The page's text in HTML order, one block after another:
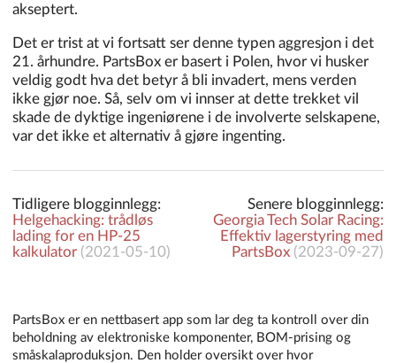
akseptert.
Det er trist at vi fortsatt ser denne typen aggresjon i det
21. århundre. PartsBox er basert i Polen, hvor vi husker
veldig godt hva det betyr å bli invadert, mens verden
ikke gjør noe. Så, selv om vi innser at dette trekket vil
skade de dyktige ingeniørene i de involverte selskapene,
var det ikke et alternativ å gjøre ingenting.
Tidligere blogginnlegg:
Helgehacking: trådløs
lading for en HP-25
kalkulator (2021-05-10)
Senere blogginnlegg:
Georgia Tech Solar Racing:
Effektiv lagerstyring med
PartsBox (2023-09-27)
PartsBox er en nettbasert app som lar deg ta kontroll over din
beholdning av elektroniske komponenter, BOM-prising og
småskalaproduksjon. Den holder oversikt over hvor